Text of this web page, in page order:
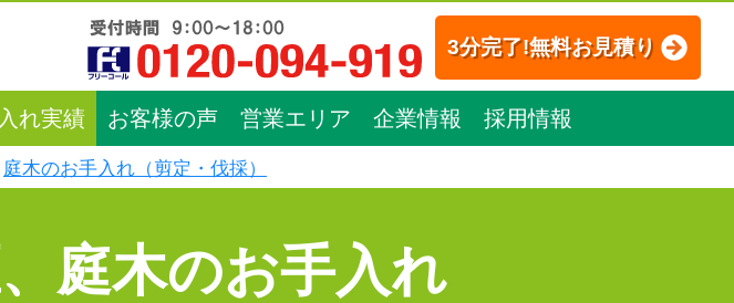
3分完了!無料お見積り
れ実績 お客様の声 営業エリア 企業情報 採用情報
庭木のお手入れ（剪定・伐採）
庭木のお手入れ